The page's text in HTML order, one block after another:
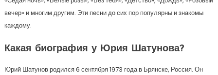
вечер» и многим другим. Эти песни до сих пор популярны и знакомы
каждому.
Какая биография у Юрия Шатунова?
Юрий Шатунов родился 6 сентября 1973 года в Брянске, Россия. Он